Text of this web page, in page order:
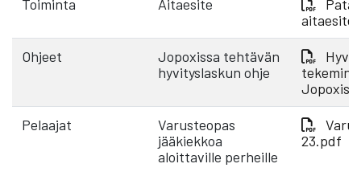
Toiminta Aitaesite
Pata
Ohjeet
Jopoxissa tehtävän
hyvityslaskun ohje
Pelaajat
Varusteopas
jääkiekkoa
aloittaville perheille
23.pdf